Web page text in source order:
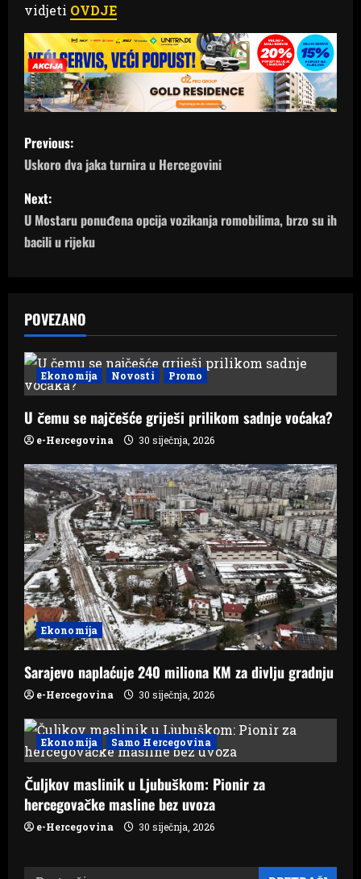
vidjeti OVDJE
P
o
s
t
a
v
i
g
a
t
i
o
n
Previous:
Uskoro dva jaka turnira u Hercegovini
Next:
U Mostaru ponuđena opcija vozikanja romobilima, brzo su ih
bacili u rijeku
POVEZANO
Ekonomija Novosti Promo
U čemu se najčešće griješi prilikom sadnje voćaka?
e-Hercegovina 30 siječnja, 2026
Ekonomija
Sarajevo naplaćuje 240 miliona KM za divlju gradnju
e-Hercegovina 30 siječnja, 2026
Ekonomija Samo Hercegovina
Čuljkov maslinik u Ljubuškom: Pionir za
hercegovačke masline bez uvoza
e-Hercegovina 30 siječnja, 2026